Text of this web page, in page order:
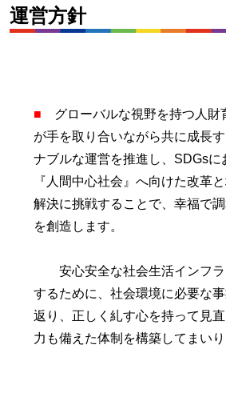
運営方針
■ グローバルな視野を持つ人財
が手を取り合いながら共に成長
ナブルな運営を推進し、SDGsに
『人間中心社会』へ向けた改革
解決に挑戦することで、幸福で
を創造します。
安心安全な社会生活インフラ
するために、社会環境に必要な
返り、正しく糺す心を持って見
力も備えた体制を構築してまいり